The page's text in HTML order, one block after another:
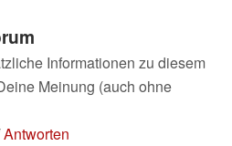
Informationen zu diesem
Meinung (auch ohne
Antworten